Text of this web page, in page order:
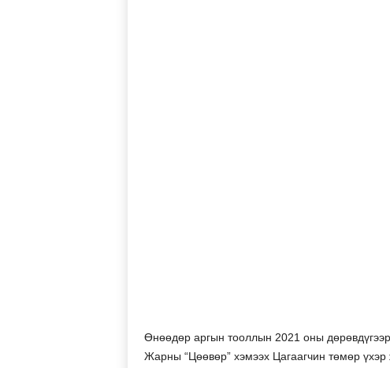
Өнөөдөр аргын тооллын 2021 оны
Жарны “Цөөвөр” хэмээх Цагаагчин төмөр